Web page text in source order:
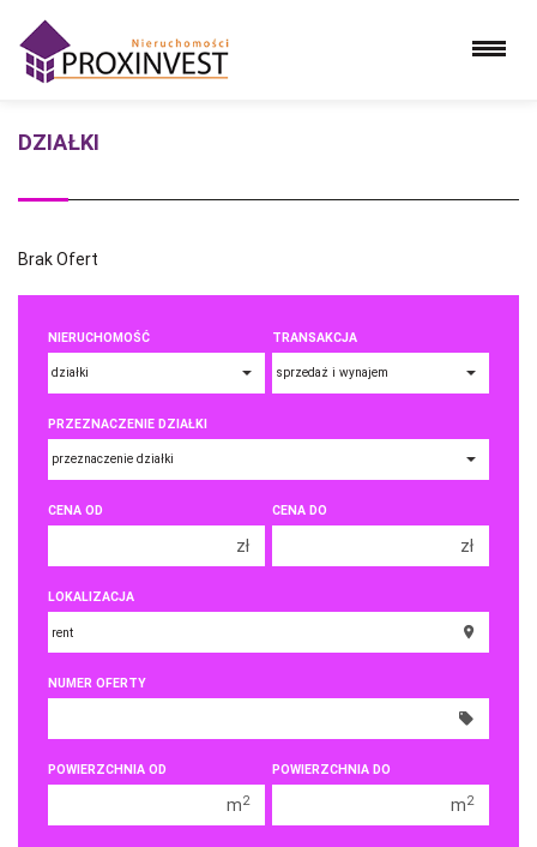
DZIAŁKI
Brak Ofert
NIERUCHOMOŚĆ TRANSAKCJA
PRZEZNACZENIE DZIAŁKI
CENA OD
zł
250 000 zł
300 000 zł
400 000 zł
CENA DO
zł
250 000 zł
400 000 zł
LOKALIZACJA
NUMER OFERTY
POWIERZCHNIA OD
m2
POWIERZCHNIA DO
m2